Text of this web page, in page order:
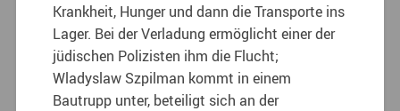
Krankheit, Hunger und dann die Transporte ins
Lager. Bei der Verladung ermöglicht einer der
jüdischen Polizisten ihm die Flucht;
Wladyslaw Szpilman kommt in einem
Bautrupp unter, beteiligt sich an der